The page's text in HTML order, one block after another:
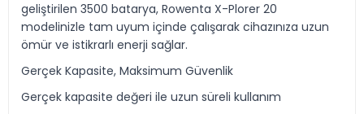
geliştirilen 3500 batarya, Rowenta X-Plorer 20
modelinizle tam uyum içinde çalışarak cihazınıza uzun
ömür ve istikrarlı enerji sağlar.
Gerçek Kapasite, Maksimum Güvenlik
Gerçek kapasite değeri ile uzun süreli kullanım